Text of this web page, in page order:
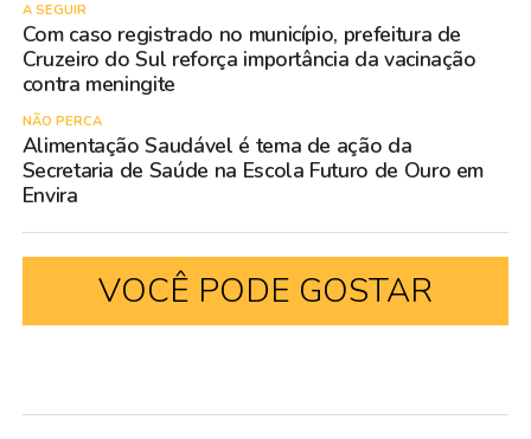
A SEGUIR
Com caso registrado no município, prefeitura de
Cruzeiro do Sul reforça importância da vacinação
contra meningite
NÃO PERCA
Alimentação Saudável é tema de ação da
Secretaria de Saúde na Escola Futuro de Ouro em
Envira
VOCÊ PODE GOSTAR